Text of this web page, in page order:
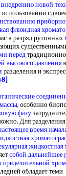
внедрению новой
флюидная
в разряд рутинных
перед
высокого давленияв
разделения и
, особенно
фазу
Для разделения
время
жидкостная
собой дальнейшее
обладает теми